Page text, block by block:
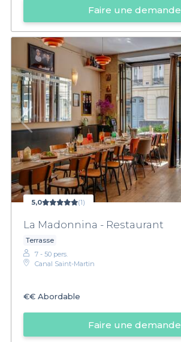
Faire une demande
5,0 (1)
La Madonnina - Restaurant
Terrasse
7 - 50 pers.
Canal Saint-Martin
€€ Abordable
Faire une demande